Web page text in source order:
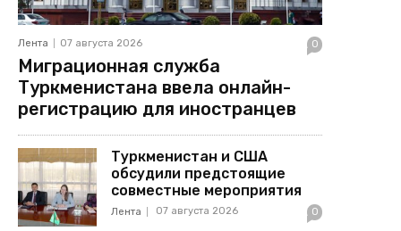
Лента 07 августа 2026 0
Миграционная служба
Туркменистана ввела онлайн-
регистрацию для иностранцев
Туркменистан и США
обсудили предстоящие
совместные мероприятия
Лента 07 августа 2026 0